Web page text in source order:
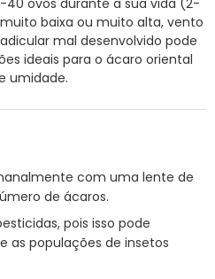
ovos durante a sua vida (2-
baixa ou muito alta, vento
mal desenvolvido pode
ideais para o ácaro oriental
umidade.
com uma lente de
de ácaros.
pois isso pode
as populações de insetos